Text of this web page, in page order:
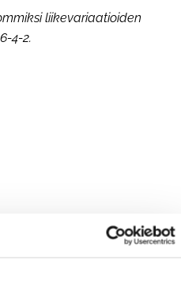
liikevariaatioiden
4-2.